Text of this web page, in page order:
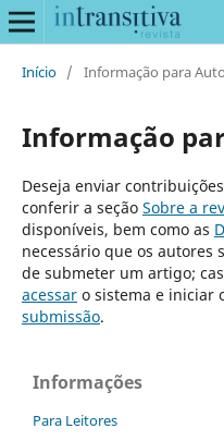
Início / Informação para
Informação
Deseja enviar
conferir a seção Sobre a
disponíveis, bem como as
necessário que os autores
de submeter um artigo;
acessaro sistema e iniciar
submissão.
Informações
Para Leitores